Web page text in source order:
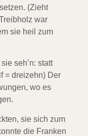
(Zieht
war
sie heil zum
seh’n: statt
= dreizehn) Der
wo es
sie sich zum
die Franken